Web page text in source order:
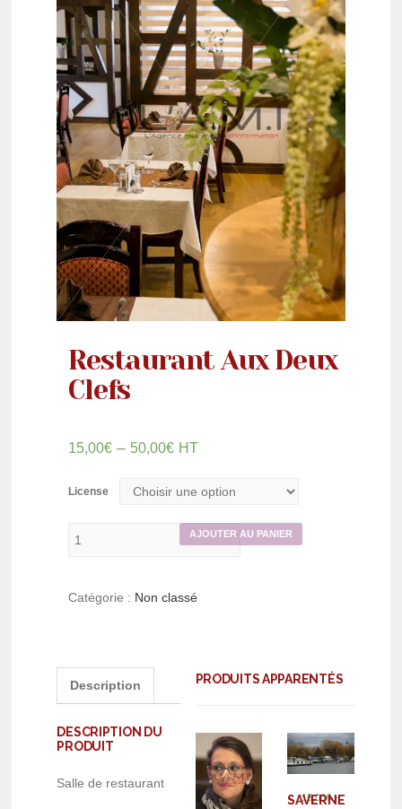
Restaurant Aux Deux
Clefs
15,00€ – 50,00€ HT
License
AJOUTER AU PANIER
Catégorie : Non classé
Description
DESCRIPTION DU
PRODUIT
Salle de restaurant
PRODUITS APPARENTÉS
SAVERNE
15,00€–